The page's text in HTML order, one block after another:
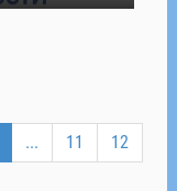
... 11 12